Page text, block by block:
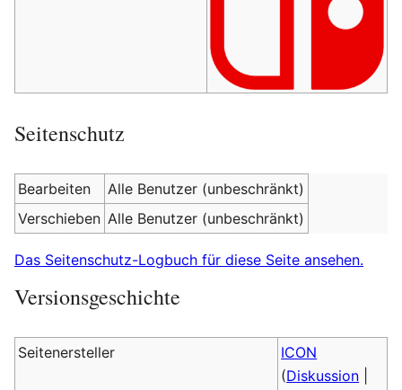
Seitenschutz
Bearbeiten
Alle Benutzer (unbeschränkt)
Verschieben Alle Benutzer (unbeschränkt)
Das Seitenschutz-Logbuch für diese Seite ansehen.
Versionsgeschichte
Seitenersteller
ICON
(Diskussion